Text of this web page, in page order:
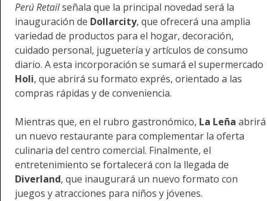
Perú Retailseñala que la principal novedad será la
inauguración de Dollarcity, que ofrecerá una amplia
variedad de productos para el hogar, decoración,
cuidado personal, juguetería y artículos de consumo
diario. A esta incorporación se sumará el supermercado
Holi, que abrirá su formato exprés, orientado a las
compras rápidas y de conveniencia.
Mientras que, en el rubro gastronómico, La Leña abrirá
un nuevo restaurante para complementar la oferta
culinaria del centro comercial. Finalmente, el
entretenimiento se fortalecerá con la llegada de
Diverland, que inaugurará un nuevo formato con
juegos y atracciones para niños y jóvenes.